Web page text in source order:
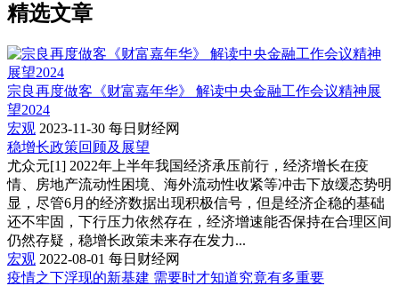
精选文章
宗良再度做客《财富嘉年华》 解读中央金融工作会议精神展
望2024
宏观 2023-11-30 每日财经网
稳增长政策回顾及展望
尤众元[1] 2022年上半年我国经济承压前行，经济增长在疫
情、房地产流动性困境、海外流动性收紧等冲击下放缓态势明
显，尽管6月的经济数据出现积极信号，但是经济企稳的基础
还不牢固，下行压力依然存在，经济增速能否保持在合理区间
仍然存疑，稳增长政策未来存在发力...
宏观 2022-08-01 每日财经网
疫情之下浮现的新基建 需要时才知道究竟有多重要